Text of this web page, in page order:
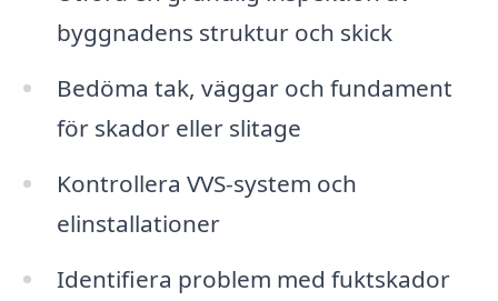
byggnadens struktur och skick
Bedöma tak, väggar och fundament
för skador eller slitage
Kontrollera VVS-system och
elinstallationer
Identifiera problem med fuktskador